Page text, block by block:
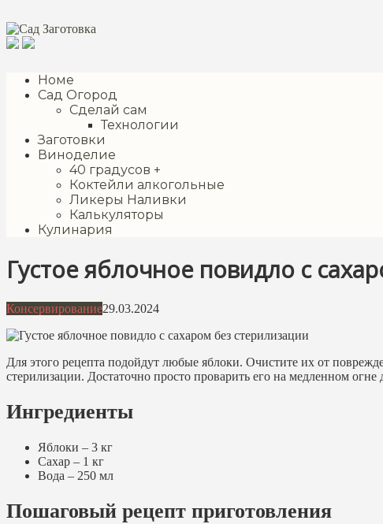
к
контенту
Номе
Сад Огород
Сделай сам
Технологии
Заготовки
Виноделие
40 градусов +
Коктейли алкогольные
Ликеры Наливки
Калькуляторы
Кулинария
Густое яблочное повидло с
Консервирование29.03.2024
Для этого рецепта подойдут любые яблоки. Очистите их от
стерилизации. Достаточно просто проварить его на медленном
Ингредиенты
Яблоки – 3 кг
Сахар – 1 кг
Вода – 250 мл
Пошаговый рецепт приготовления